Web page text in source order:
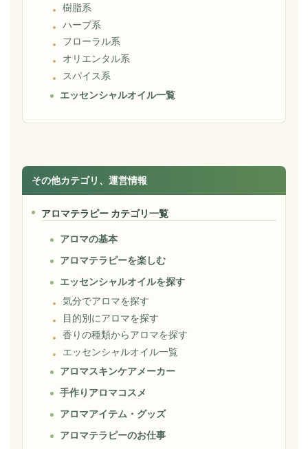
樹脂系
ハーブ系
フローラル系
オリエンタル系
スパイス系
エッセンシャルオイル一覧
その他カテゴリ、運営情報
アロマテラピー カテゴリ一覧
アロマの基本
アロマテラピーを楽しむ
エッセンシャルオイルを探す
気分でアロマを探す
目的別にアロマを探す
香りの種類からアロマを探す
エッセンシャルオイル一覧
アロマスキンケアメーカー
手作りアロマコスメ
アロマアイテム・グッズ
アロマテラピーのお仕事